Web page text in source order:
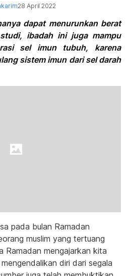
28 April 2022
dapat menurunkan berat
ibadah ini juga mampu
sel imun tubuh, karena
sistem imun dari sel darah
pada bulan Ramadan
muslim yang tertuang
Ramadan mengajarkan kita
diri dari segala